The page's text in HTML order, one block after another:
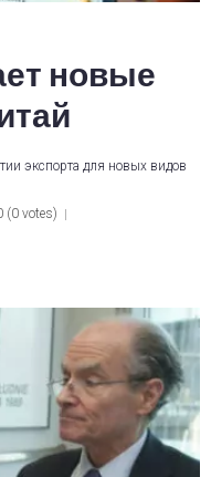
новые
экспорта для новых видов
(0 votes)